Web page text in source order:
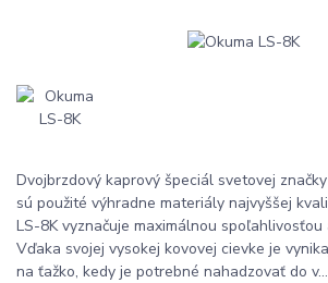
Dvojbrzdový kaprový špeciál svetovej
sú použité výhradne materiály najvyššej
LS-8K vyznačuje maximálnou
Vďaka svojej vysokej kovovej cievke je
na ťažko, kedy je potrebné nahadzovať do v...